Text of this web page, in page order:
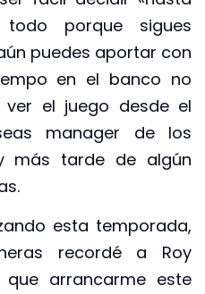
porque sigues
puedes aportar con
en el banco no
el juego desde el
manager de los
más tarde de algún
esta temporada,
recordé a Roy
que arrancarme este